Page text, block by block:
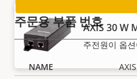
AXIS 30 W
주전원이 옵
주문용 부품 번호